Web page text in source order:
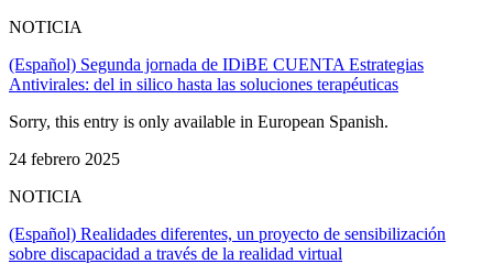
NOTICIA
(Español) Segunda jornada de IDiBE CUENTA Estrategias
Antivirales: del in silico hasta las soluciones terapéuticas
Sorry, this entry is only available in European Spanish.
24 febrero 2025
NOTICIA
(Español) Realidades diferentes, un proyecto de sensibilización
sobre discapacidad a través de la realidad virtual